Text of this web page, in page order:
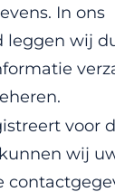
In ons
leggen wij
voor
wij